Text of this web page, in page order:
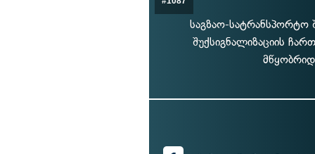
საგზაო-სატრანსპორტო
შუქსიგნალიზაციის